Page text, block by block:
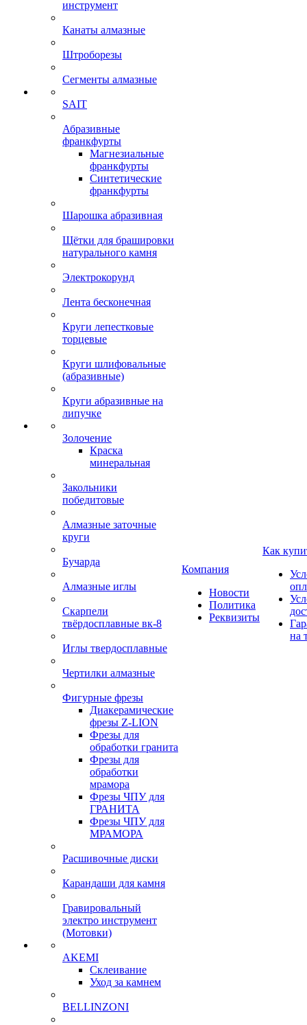
инструмент
Канаты алмазные
Штроборезы
Сегменты алмазные
SAIT
Абразивные
франкфурты
Магнезиальные
франкфурты
Синтетические
франкфурты
Шарошка абразивная
Щётки для брашировки
натурального камня
Электрокорунд
Лента бесконечная
Круги лепестковые
торцевые
Круги шлифовальные
(абразивные)
Круги абразивные на
липучке
Золочение
Краска
минеральная
Закольники
победитовые
Алмазные заточные
круги
Бучарда
Алмазные иглы
Скарпели
твёрдосплавные вк-8
Иглы твердосплавные
Чертилки алмазные
Фигурные фрезы
Диакерамические
фрезы Z-LION
Фрезы для
обработки гранита
Фрезы для
обработки
мрамора
Фрезы ЧПУ для
ГРАНИТА
Фрезы ЧПУ для
МРАМОРА
Расшивочные диски
Карандаши для камня
Гравировальный
электро инструмент
(Мотовки)
AKEMI
Склеивание
Уход за камнем
BELLINZONI
Компания
Новости
Политика
Реквизиты
Как
на